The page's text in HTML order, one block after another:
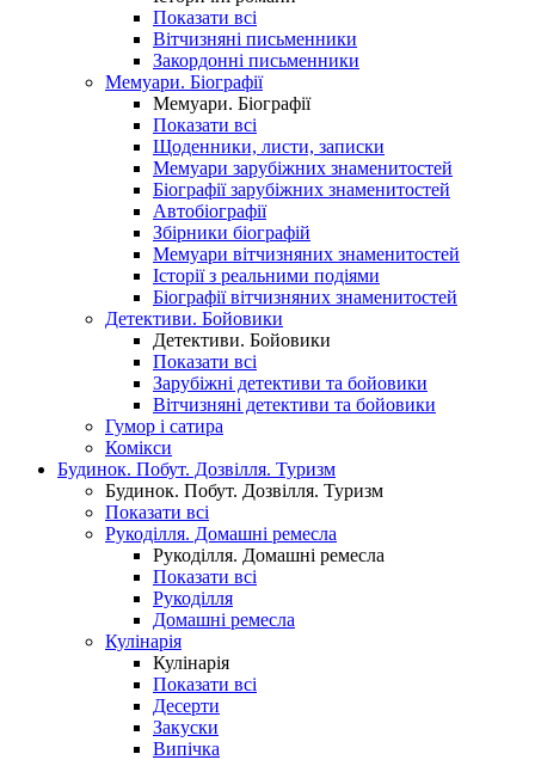
Показати всі
Вітчизняні письменники
Закордонні письменники
Мемуари. Біографії
Мемуари. Біографії
Показати всі
Щоденники, листи, записки
Мемуари зарубіжних знаменитостей
Біографії зарубіжних знаменитостей
Автобіографії
Збірники біографій
Мемуари вітчизняних знаменитостей
Історії з реальними подіями
Біографії вітчизняних знаменитостей
Детективи. Бойовики
Детективи. Бойовики
Показати всі
Зарубіжні детективи та бойовики
Вітчизняні детективи та бойовики
Гумор і сатира
Комікси
Будинок. Побут. Дозвілля. Туризм
Будинок. Побут. Дозвілля. Туризм
Показати всі
Рукоділля. Домашні ремесла
Рукоділля. Домашні ремесла
Показати всі
Рукоділля
Домашні ремесла
Кулінарія
Кулінарія
Показати всі
Десерти
Закуски
Випічка